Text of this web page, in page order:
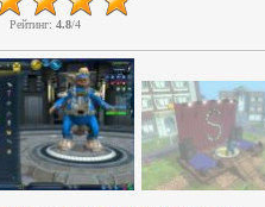
Рейтинг: 4.8/4